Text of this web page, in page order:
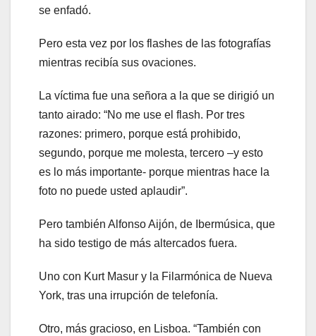
se enfadó.
Pero esta vez por los flashes de las fotografías
mientras recibía sus ovaciones.
La víctima fue una señora a la que se dirigió un
tanto airado: “No me use el flash. Por tres
razones: primero, porque está prohibido,
segundo, porque me molesta, tercero –y esto
es lo más importante- porque mientras hace la
foto no puede usted aplaudir”.
Pero también Alfonso Aijón, de Ibermúsica, que
ha sido testigo de más altercados fuera.
Uno con Kurt Masur y la Filarmónica de Nueva
York, tras una irrupción de telefonía.
Otro, más gracioso, en Lisboa. “También con